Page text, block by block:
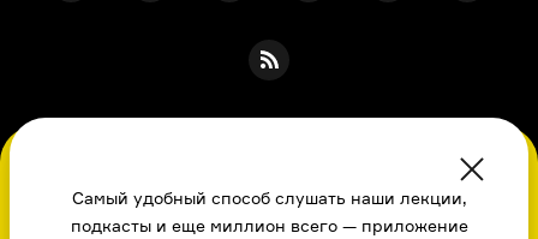
Во время посещения сайта вы соглашаетесь
с использованием нами файлов
cookie,пользовательским соглашением, политикой
Самый удобный способ слушать наши лекции,
подкасты и еще миллион всего — приложение
Я даю свое согласие на обработку